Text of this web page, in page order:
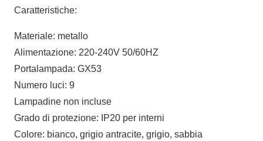
Caratteristiche:
Materiale: metallo
Alimentazione: 220-240V 50/60HZ
Portalampada: GX53
Numero luci: 9
Lampadine non incluse
Grado di protezione: IP20 per interni
Colore: bianco, grigio antracite, grigio, sabbia